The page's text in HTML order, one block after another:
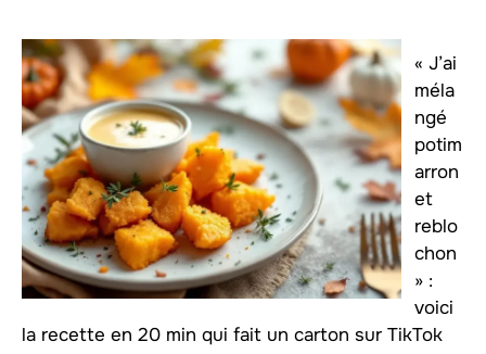
« J’ai
méla
ngé
potim
arron
et
reblo
chon
» :
voici
la recette en 20 min qui fait un carton sur TikTok